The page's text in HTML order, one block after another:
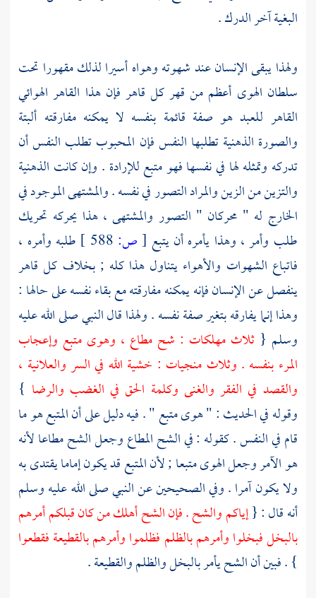
البغية آخر الدرك .
ولهذا يبقى الإنسان عند شهوته وهواه أسيرا لذلك مقهورا تحت
سلطان الهوى أعظم من قهر كل قاهر فإن هذا القاهر الهوائي
القاهر للعبد هو صفة قائمة بنفسه لا يمكنه مفارقته ألبتة
والصورة الذهنية تطلبها النفس فإن المحبوب تطلب النفس أن
تدركه وتمثله لها في نفسها فهو متبع للإرادة . وإن كانت الذهنية
والتزين من الزين والمراد التصور في نفسه . والمشتهى الموجود في
الخارج له " محركان " التصور والمشتهى ، هذا يحركه تحريك
طلب وأمر ، وهذا يأمره أن يتبع [ص:
طلبه وأمره ،
فاتباع الشهوات والأهواء يتناول هذا كله ; بخلاف كل قاهر
ينفصل عن الإنسان فإنه يمكنه مفارقته مع بقاء نفسه على حالها :
وهذا إنما يفارقه بتغير صفة نفسه . ولهذا قال النبي صلى الله عليه
وسلم {ثلاث مهلكات : شح مطاع ، وهوى متبع وإعجاب
المرء بنفسه . وثلاث منجيات : خشية الله في السر والعلانية ،
والقصد في الفقر والغنى وكلمة الحق في الغضب والرضا }
وقوله في الحديث : " هوى متبع " . فيه دليل على أن المتبع هو ما
قام في النفس . كقوله : في الشح المطاع وجعل الشح مطاعا لأنه
هو الآمر وجعل الهوى متبعا ; لأن المتبع قد يكون إماما يقتدى به
ولا يكون آمرا . وفي الصحيحين عن النبي صلى الله عليه وسلم
أنه قال : {إياكم والشح . فإن الشح أهلك من كان قبلكم أمرهم
بالبخل فبخلوا وأمرهم بالظلم فظلموا وأمرهم بالقطيعة فقطعوا
} . فبين أن الشح يأمر بالبخل والظلم والقطيعة .